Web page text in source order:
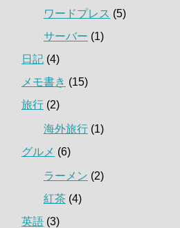
ワードプレス (5)
サーバー (1)
日記 (4)
メモ書き (15)
旅行 (2)
海外旅行 (1)
グルメ (6)
ラーメン (2)
紅茶 (4)
英語 (3)